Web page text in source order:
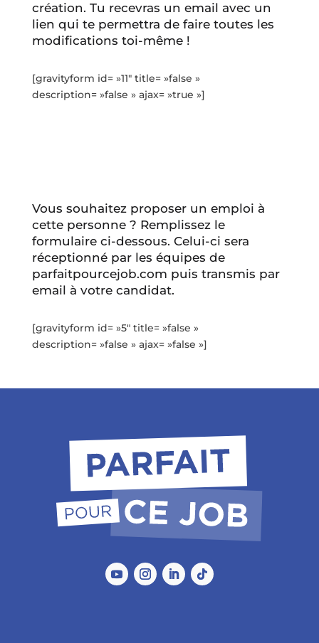
création. Tu recevras un email avec un
lien qui te permettra de faire toutes les
modifications toi-même !
[gravityform id= »11″ title= »false »
description= »false » ajax= »true »]
Vous souhaitez proposer un emploi à
cette personne ? Remplissez le
formulaire ci-dessous. Celui-ci sera
réceptionné par les équipes de
parfaitpourcejob.com puis transmis par
email à votre candidat.
[gravityform id= »5″ title= »false »
description= »false » ajax= »false »]